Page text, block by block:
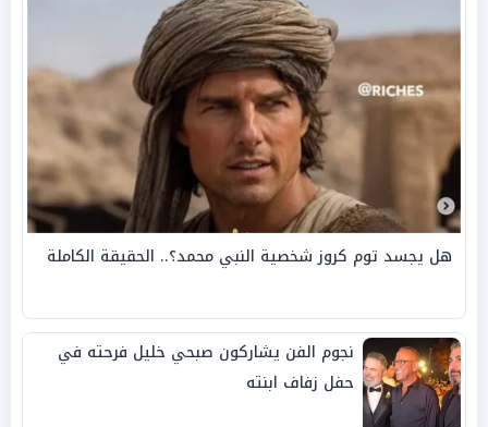
هل يجسد توم كروز شخصية النبي محمد؟.. الحقيقة الكاملة
نجوم الفن يشاركون صبحي خليل فرحته في
حفل زفاف ابنته